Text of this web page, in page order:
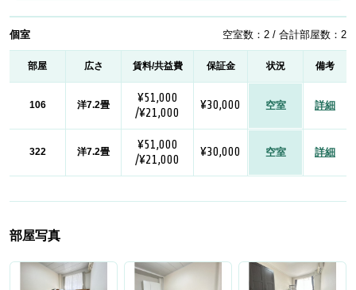
個室 空室数：2 / 合計部屋数：2
部屋 広さ 賃料/共益費 保証金 状況 備考
106 洋7.2畳
¥51,000
/¥21,000
¥30,000 空室 詳細
322 洋7.2畳
¥51,000
/¥21,000
¥30,000 空室 詳細
部屋写真